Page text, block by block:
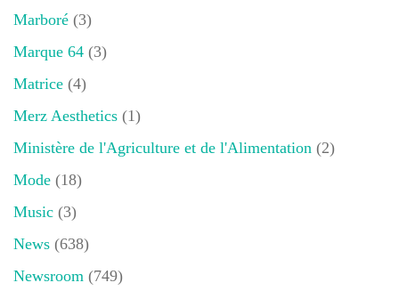
Marboré (3)
Marque 64 (3)
Matrice (4)
Merz Aesthetics (1)
Ministère de l'Agriculture et de l'Alimentation (2)
Mode (18)
Music (3)
News (638)
Newsroom (749)